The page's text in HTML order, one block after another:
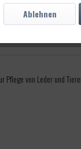
von Leder und
Ablehnen